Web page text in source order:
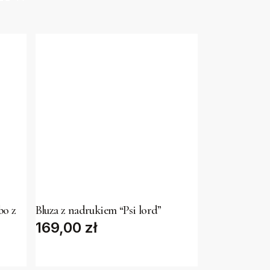
z
has
multiple
Bluza z nadrukiem “Psi lord”
169,00 zł